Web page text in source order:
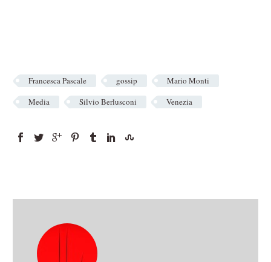
Francesca Pascale gossip
Mario Monti
Media
Silvio Berlusconi Venezia